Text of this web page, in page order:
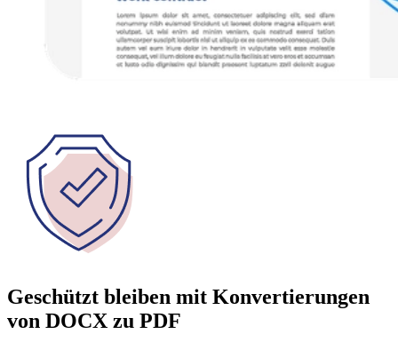
Geschützt bleiben mit Konvertierungen
von DOCX zu PDF